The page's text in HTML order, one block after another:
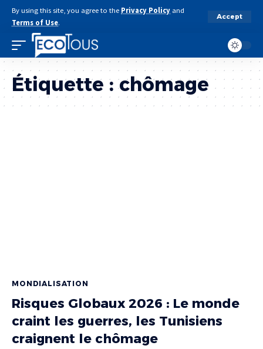
By using this site, you agree to the Privacy Policy and
Terms of Use.
Accept
Étiquette :chômage
MONDIALISATION
Risques Globaux 2026 : Le monde
craint les guerres, les Tunisiens
craignent le chômage